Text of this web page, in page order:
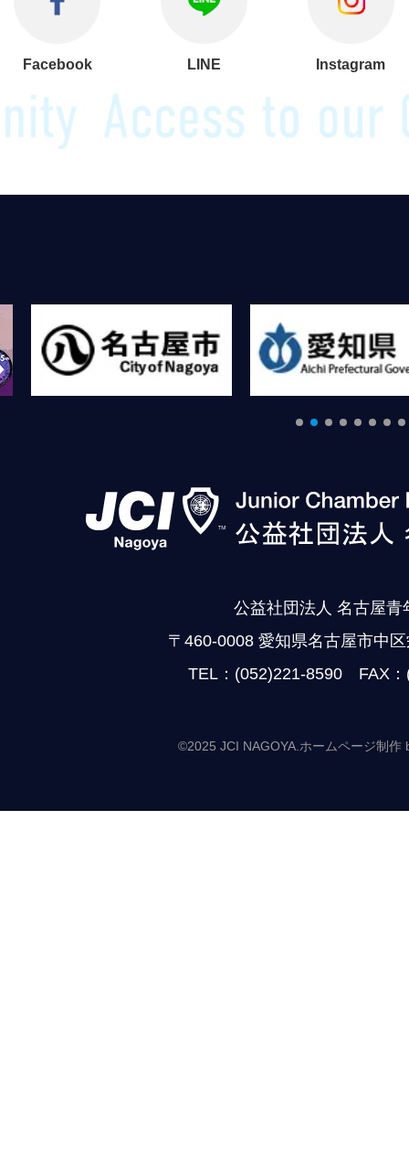
Facebook LINE Instagram
公益社団法人 名古屋青
〒460-0008 愛知県名古屋市中
TEL：(052)221-8590 FAX：
©2025 JCI NAGOYA. ホームページ制作